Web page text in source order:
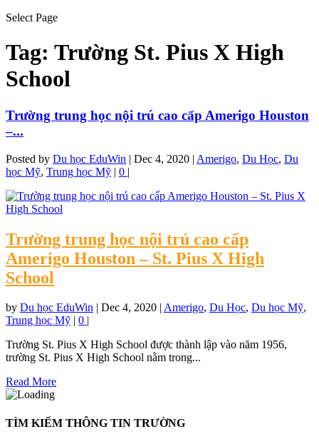
Select Page
Tag: Trường St. Pius X High
School
Trường trung học nội trú cao cấp Amerigo Houston
–...
Posted by Du học EduWin | Dec 4, 2020 | Amerigo, Du Học, Du
học Mỹ, Trung học Mỹ | 0 |
Trường trung học nội trú cao cấp
Amerigo Houston – St. Pius X High
School
by Du học EduWin | Dec 4, 2020 | Amerigo, Du Học, Du học Mỹ,
Trung học Mỹ | 0 |
Trường St. Pius X High School được thành lập vào năm 1956,
trường St. Pius X High School nằm trong...
Read More
TÌM KIẾM THÔNG TIN TRƯỜNG